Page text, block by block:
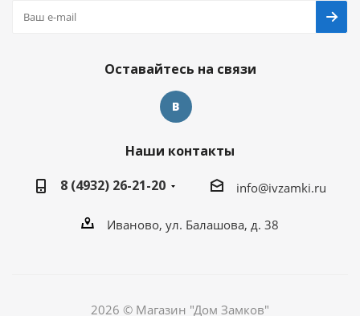
Оставайтесь на связи
Наши контакты
8 (4932) 26-21-20
info@ivzamki.ru
Иваново, ул. Балашова, д. 38
2026 © Магазин "Дом Замков"